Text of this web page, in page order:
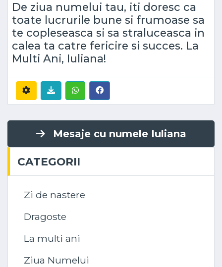
De ziua numelui tau, iti doresc ca
toate lucrurile bune si frumoase sa
te copleseasca si sa straluceasca in
calea ta catre fericire si succes. La
Multi Ani, Iuliana!
Mesaje cu numele Iuliana
CATEGORII
Zi de nastere
Dragoste
La multi ani
Ziua Numelui